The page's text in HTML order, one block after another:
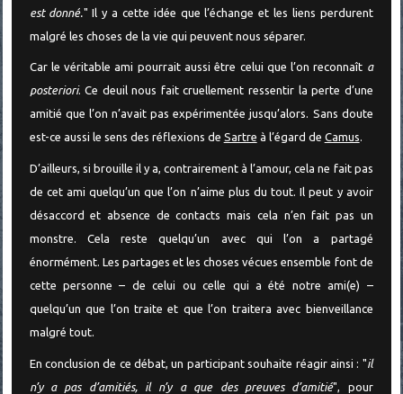
est donné. " Il y a cette idée que l’échange et les liens perdurent
malgré les choses de la vie qui peuvent nous séparer.
Car le véritable ami pourrait aussi être celui que l’on reconnaît a
posteriori. Ce deuil nous fait cruellement ressentir la perte d’une
amitié que l’on n’avait pas expérimentée jusqu’alors. Sans doute
est-ce aussi le sens des réflexions de Sartre à l’égard de Camus.
D’ailleurs, si brouille il y a, contrairement à l’amour, cela ne fait pas
de cet ami quelqu’un que l’on n’aime plus du tout. Il peut y avoir
désaccord et absence de contacts mais cela n’en fait pas un
monstre. Cela reste quelqu’un avec qui l’on a partagé
énormément. Les partages et les choses vécues ensemble font de
cette personne – de celui ou celle qui a été notre ami(e) –
quelqu’un que l’on traite et que l’on traitera avec bienveillance
malgré tout.
En conclusion de ce débat, un participant souhaite réagir ainsi : "il
n’y a pas d’amitiés, il n’y a que des preuves d’amitié", pour